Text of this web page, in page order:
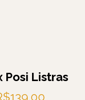
Posi Listras
139,00